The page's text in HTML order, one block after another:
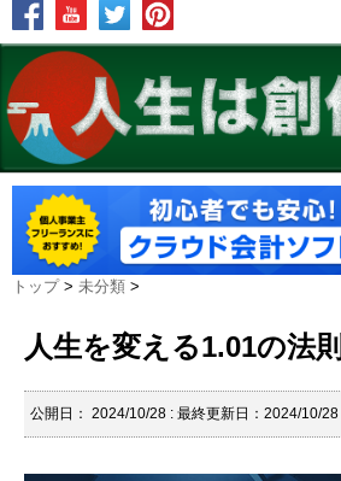
トップ > 未分類 >
人生を変える1.01の法則
公開日： 2024/10/28 : 最終更新日：2024/10/28